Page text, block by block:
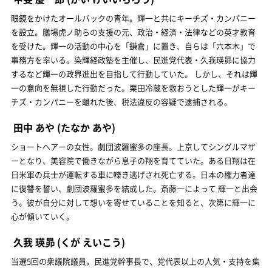
眼鏡をかけたオールバックの青年。輝一と共にキーチズ・カンパニー
を設立。膳場虎ノ助らの支援の元、政治・経済・法律などの英才教育
を受けた。輝一の活動の中心を「鎌倉」に置き、自らは「六本木」で
事務方を率いる。染輝経政塾を主催し、民進党代表・久我瑛昴に協力
するなど輝一の政界進出を目指して行動していた。 しかし、それは輝
一の意向を無視した行動だった。栗田冷蔵を救おうとした輝一がキー
チズ・カンパニーを離れた後、税法違反の容疑で逮捕される。
田中 あや (たなか あや)
ショートヘアーの女性。劇団波羅蜜多の座長。上京してシングルマザ
ーとなり、美容院で働きながら息子の翔を育てていた。ある日翔は在
日米軍の兵士が運転する車に轢き逃げされ死亡する。日本の権力者達
に復讐を誓い、劇団波羅蜜多を結成した。斎藤一によって 輝一と出会
う。彼が自分に対して想いを寄せていることを知ると、次第に輝一に
心が傾いていく。
久我 瑛昴 (くが えいこう)
当選5回の衆議院議員。民進党幹事長で、党代表以上の人気・支持を集